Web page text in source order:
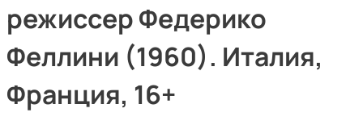
режиссер Федерико
Феллини (1960). Италия,
Франция, 16+